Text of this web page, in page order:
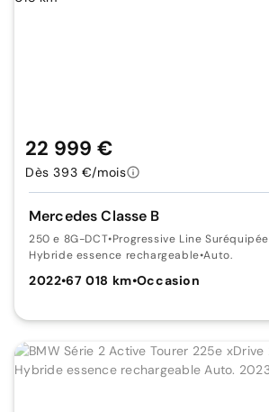
Mercedes Classe B
250 e 8G-DCT•Progressive Line Suréquipée
Hybride essence rechargeable•Auto.
2022•67 018 km•Occasion
22 999 €
Dès 393 €/mois